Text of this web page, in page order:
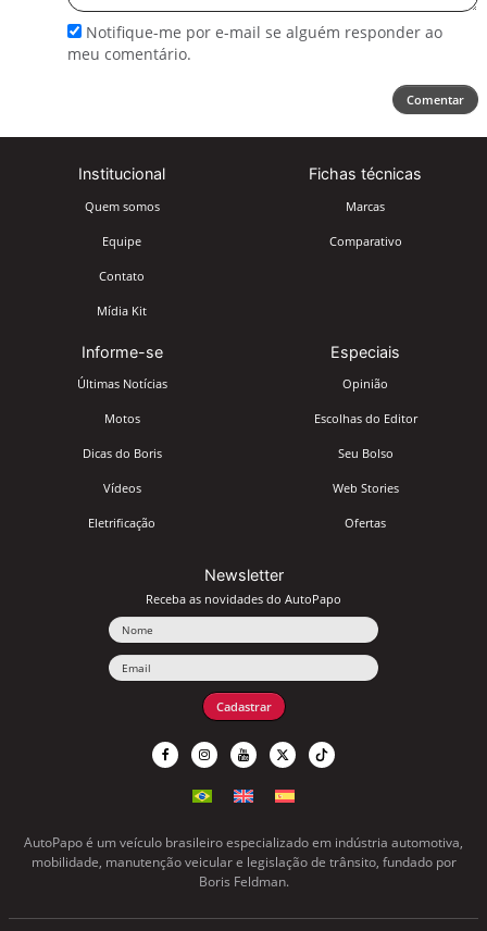
Notifique-me por e-mail se alguém responder ao
meu comentário.
Comentar
Institucional
Quem somos
Equipe
Contato
Mídia Kit
Fichas técnicas
Marcas
Comparativo
Informe-se
Últimas Notícias
Motos
Dicas do Boris
Vídeos
Eletrificação
Especiais
Opinião
Escolhas do Editor
Seu Bolso
Web Stories
Ofertas
Newsletter
Receba as novidades do AutoPapo
Cadastrar
AutoPapo é um veículo brasileiro especializado em indústria automotiva,
mobilidade, manutenção veicular e legislação de trânsito, fundado por
Boris Feldman.